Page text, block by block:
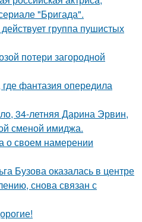
"Бригада".
группа пушистых
потери загородной
фантазия опередила
34-летняя Дарина Эрвин,
сменой имиджа.
о своем намерении
Бузова оказалась в центре
снова связан с